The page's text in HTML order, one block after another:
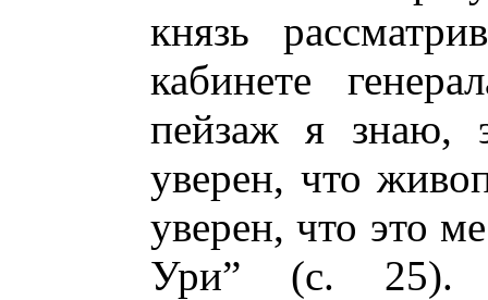
князь
кабинете
пейзаж я знаю,
уверен, что
уверен, что это
Ури” (с. 25).